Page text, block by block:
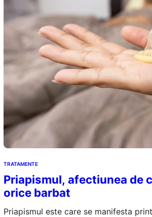
TRATAMENTE
Priapismul, afectiunea de
orice barbat
Priapismul este care se manifesta